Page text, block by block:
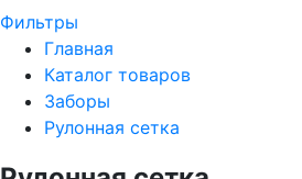
Фильтры
Главная
Каталог товаров
Заборы
Рулонная сетка